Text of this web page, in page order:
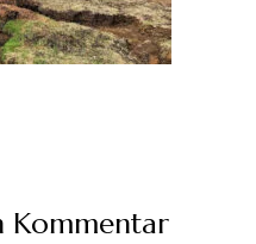
Kommentar